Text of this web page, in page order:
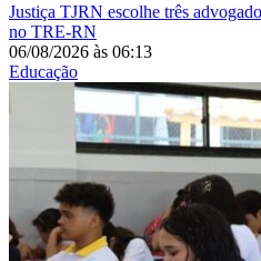
Justiça TJRN escolhe três
no TRE-RN
06/08/2026 às 06:13
Educação